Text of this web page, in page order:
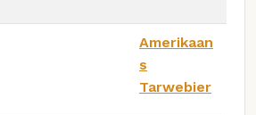
Amerikaan
s
Tarwebier